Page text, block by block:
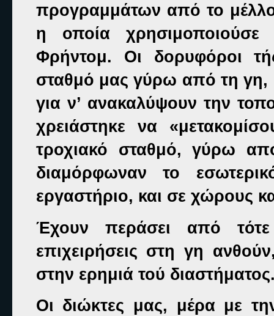
προγραμμάτων από το
η οποία χρησιμοποιούσε
Φρήντομ. Οι δορυφόροι
σταθμό μας γύρω από τη γη,
για ν’ ανακαλύψουν την
χρειάστηκε να
τροχιακό σταθμό, γύρω
διαμόρφωναν το
εργαστήριο, και σε χώρους
Έχουν περάσει από
επιχειρήσεις στη γη
στην ερημιά τού
Οι διώκτες μας, μέρα με